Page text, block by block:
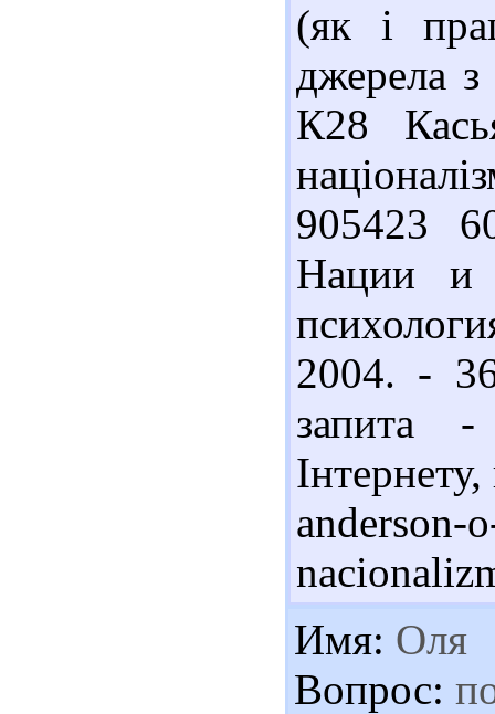
(як і
джерела
К28
905423
Нации и
2004. -
запита
anderson-
Имя: Оля
Вопрос: